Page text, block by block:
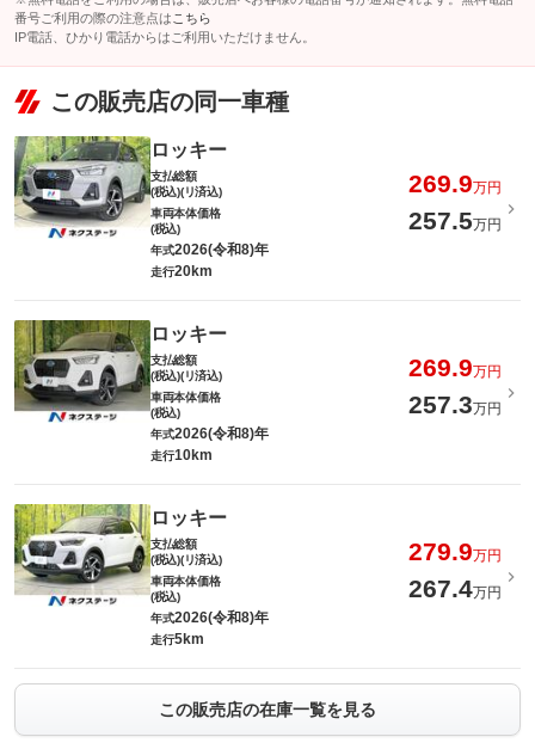
番号ご利用の際の注意点は こちら
IP電話、ひかり電話からはご利用いただけません。
この販売店の同一車種
ロッキー
支払総額
(税込)(リ済込)
269.9万円
車両本体価格
(税込)
257.5万円
年式2026(令和8)年
走行20km
ロッキー
支払総額
(税込)(リ済込)
269.9万円
車両本体価格
(税込)
257.3万円
年式2026(令和8)年
走行10km
ロッキー
支払総額
(税込)(リ済込)
279.9万円
車両本体価格
(税込)
267.4万円
年式2026(令和8)年
走行5km
この販売店の在庫一覧を見る